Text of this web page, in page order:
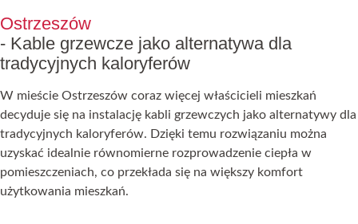
Ostrzeszów
- Kable grzewcze jako alternatywa dla
tradycyjnych kaloryferów
W mieście Ostrzeszów coraz więcej właścicieli mieszkań
decyduje się na instalację kabli grzewczych jako alternatywy dla
tradycyjnych kaloryferów. Dzięki temu rozwiązaniu można
uzyskać idealnie równomierne rozprowadzenie ciepła w
pomieszczeniach, co przekłada się na większy komfort
użytkowania mieszkań.